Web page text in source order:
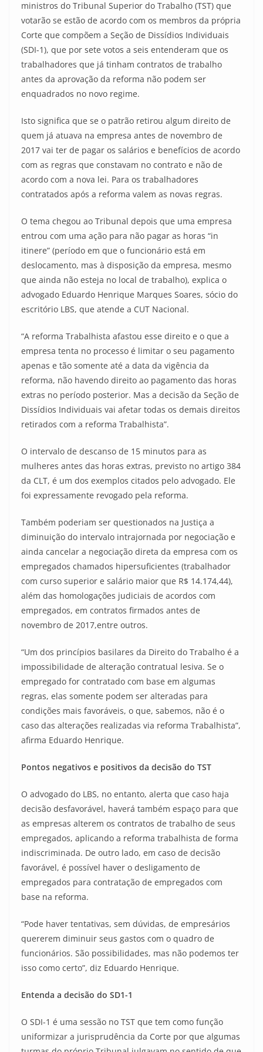
ministros do Tribunal Superior do Trabalho (TST) que
votarão se estão de acordo com os membros da própria
Corte que compõem a Seção de Dissídios Individuais
(SDI-1), que por sete votos a seis entenderam que os
trabalhadores que já tinham contratos de trabalho
antes da aprovação da reforma não podem ser
enquadrados no novo regime.
Isto significa que se o patrão retirou algum direito de
quem já atuava na empresa antes de novembro de
2017 vai ter de pagar os salários e benefícios de acordo
com as regras que constavam no contrato e não de
acordo com a nova lei. Para os trabalhadores
contratados após a reforma valem as novas regras.
O tema chegou ao Tribunal depois que uma empresa
entrou com uma ação para não pagar as horas “in
itinere” (período em que o funcionário está em
deslocamento, mas à disposição da empresa, mesmo
que ainda não esteja no local de trabalho), explica o
advogado Eduardo Henrique Marques Soares, sócio do
escritório LBS, que atende a CUT Nacional.
“A reforma Trabalhista afastou esse direito e o que a
empresa tenta no processo é limitar o seu pagamento
apenas e tão somente até a data da vigência da
reforma, não havendo direito ao pagamento das horas
extras no período posterior. Mas a decisão da Seção de
Dissídios Individuais vai afetar todas os demais direitos
retirados com a reforma Trabalhista”.
O intervalo de descanso de 15 minutos para as
mulheres antes das horas extras, previsto no artigo 384
da CLT, é um dos exemplos citados pelo advogado. Ele
foi expressamente revogado pela reforma.
Também poderiam ser questionados na Justiça a
diminuição do intervalo intrajornada por negociação e
ainda cancelar a negociação direta da empresa com os
empregados chamados hipersuficientes (trabalhador
com curso superior e salário maior que R$ 14.174,44),
além das homologações judiciais de acordos com
empregados, em contratos firmados antes de
novembro de 2017,entre outros.
“Um dos princípios basilares da Direito do Trabalho é a
impossibilidade de alteração contratual lesiva. Se o
empregado for contratado com base em algumas
regras, elas somente podem ser alteradas para
condições mais favoráveis, o que, sabemos, não é o
caso das alterações realizadas via reforma Trabalhista”,
afirma Eduardo Henrique.
Pontos negativos e positivos da decisão do TST
O advogado do LBS, no entanto, alerta que caso haja
decisão desfavorável, haverá também espaço para que
as empresas alterem os contratos de trabalho de seus
empregados, aplicando a reforma trabalhista de forma
indiscriminada. De outro lado, em caso de decisão
favorável, é possível haver o desligamento de
empregados para contratação de empregados com
base na reforma.
“Pode haver tentativas, sem dúvidas, de empresários
quererem diminuir seus gastos com o quadro de
funcionários. São possibilidades, mas não podemos ter
isso como certo”, diz Eduardo Henrique.
Entenda a decisão do SD1-1
O SDI-1 é uma sessão no TST que tem como função
uniformizar a jurisprudência da Corte por que algumas